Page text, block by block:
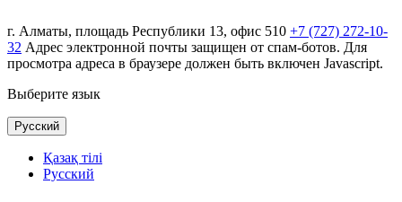
г. Алматы, площадь Республики 13, офис 510 +7 (727) 272-10-
32 Адрес электронной почты защищен от спам-ботов. Для
просмотра адреса в браузере должен быть включен Javascript.
Выберите язык
Русский
Қазақ тілі
Русский